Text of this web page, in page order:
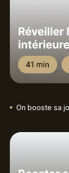
On booste sa